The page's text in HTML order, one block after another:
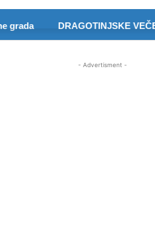
DRAGOTINJSKE
- Advertisment -